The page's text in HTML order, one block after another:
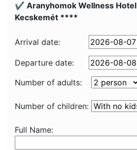
✔️ Aranyhomok Wellness Hotel
Kecskemét ****
Arrival date:
Departure date:
Number of adults:
Number of children:
Full Name: